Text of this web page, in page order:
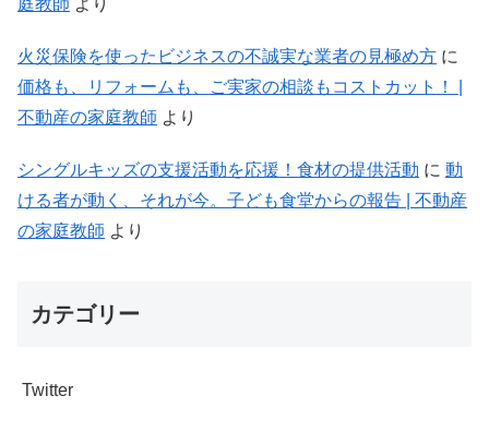
庭教師 より
火災保険を使ったビジネスの不誠実な業者の見極め方 に
価格も、リフォームも、ご実家の相談もコストカット！ |
不動産の家庭教師 より
シングルキッズの支援活動を応援！食材の提供活動 に 動
ける者が動く、それが今。子ども食堂からの報告 | 不動産
の家庭教師 より
カテゴリー
Twitter